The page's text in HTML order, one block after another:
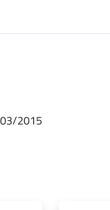
2015